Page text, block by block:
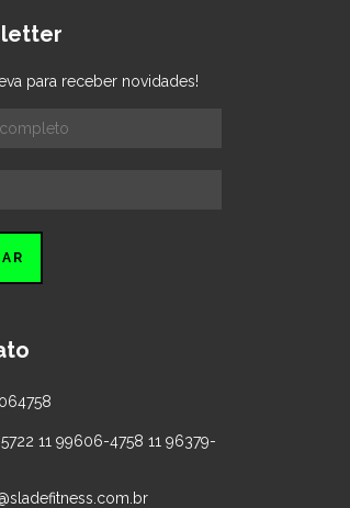
para receber novidades!
11 99606-4758 11 96379-